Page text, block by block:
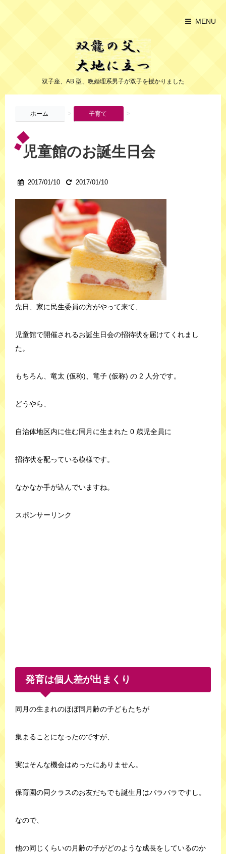
MENU
双子座、AB 型、晩婚理系男子が双子を授かりました
ホーム > 子育て >
児童館のお誕生日会
2017/01/10 2017/01/10
先日、家に民生委員の方がやって来て、
児童館で開催されるお誕生日会の招待状を届けてくれまし
た。
もちろん、竜太 (仮称)、竜子 (仮称) の 2 人分です。
どうやら、
自治体地区内に住む同月に生まれた 0 歳児全員に
招待状を配っている模様です。
なかなか手が込んでいますね。
スポンサーリンク
発育は個人差が出まくり
同月の生まれのほぼ同月齢の子どもたちが
集まることになったのですが、
実はそんな機会はめったにありません。
保育園の同クラスのお友だちでも誕生月はバラバラですし。
なので、
他の同じくらいの月齢の子がどのような成長をしているのか